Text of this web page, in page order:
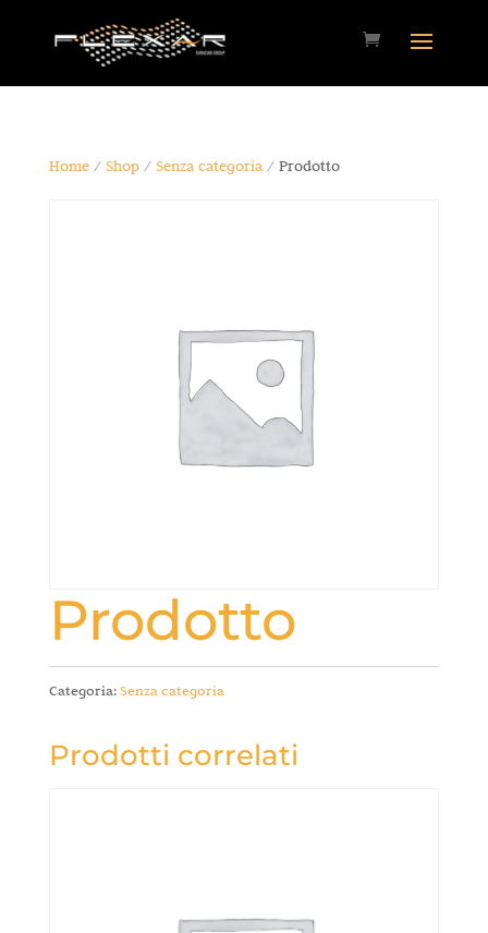
Home/ Shop/ Senza categoria/ Prodotto
Prodotto
Categoria:Senza categoria
Prodotti correlati